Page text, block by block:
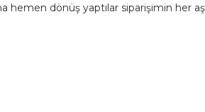
hemen dönüş yaptılar siparişimin her